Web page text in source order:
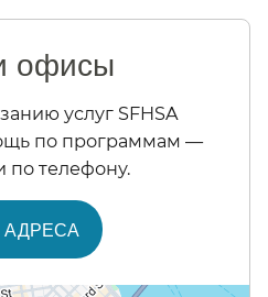
офисы​​
услуг SFHSA
по программам —
по телефону.​​
АДРЕСА​​